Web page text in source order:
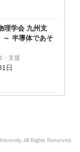
理学会 九州支
半導体であそ
支援
日
All Rights Reserved.